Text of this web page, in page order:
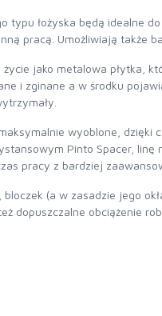
typu łożyska będą idealne
pracą. Umożliwiają także
jako metalowa płytka,
i zginane a w środku
wyoblone, dzięki
Pinto Spacer, linę
pracy z bardziej
(a w zasadzie jego
dopuszczalne obciążenie